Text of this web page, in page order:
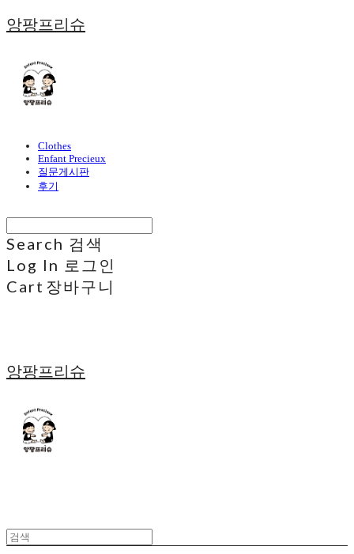
앙팡프리슈
Clothes
Enfant Precieux
질문게시판
후기
Search 검색
Log In 로그인
Cart 장바구니
앙팡프리슈